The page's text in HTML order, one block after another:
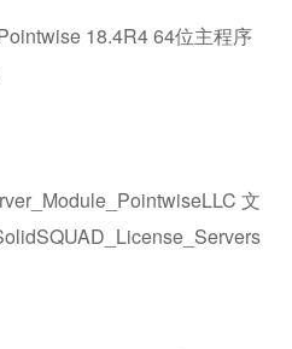
18.4R4 64位主程序
文